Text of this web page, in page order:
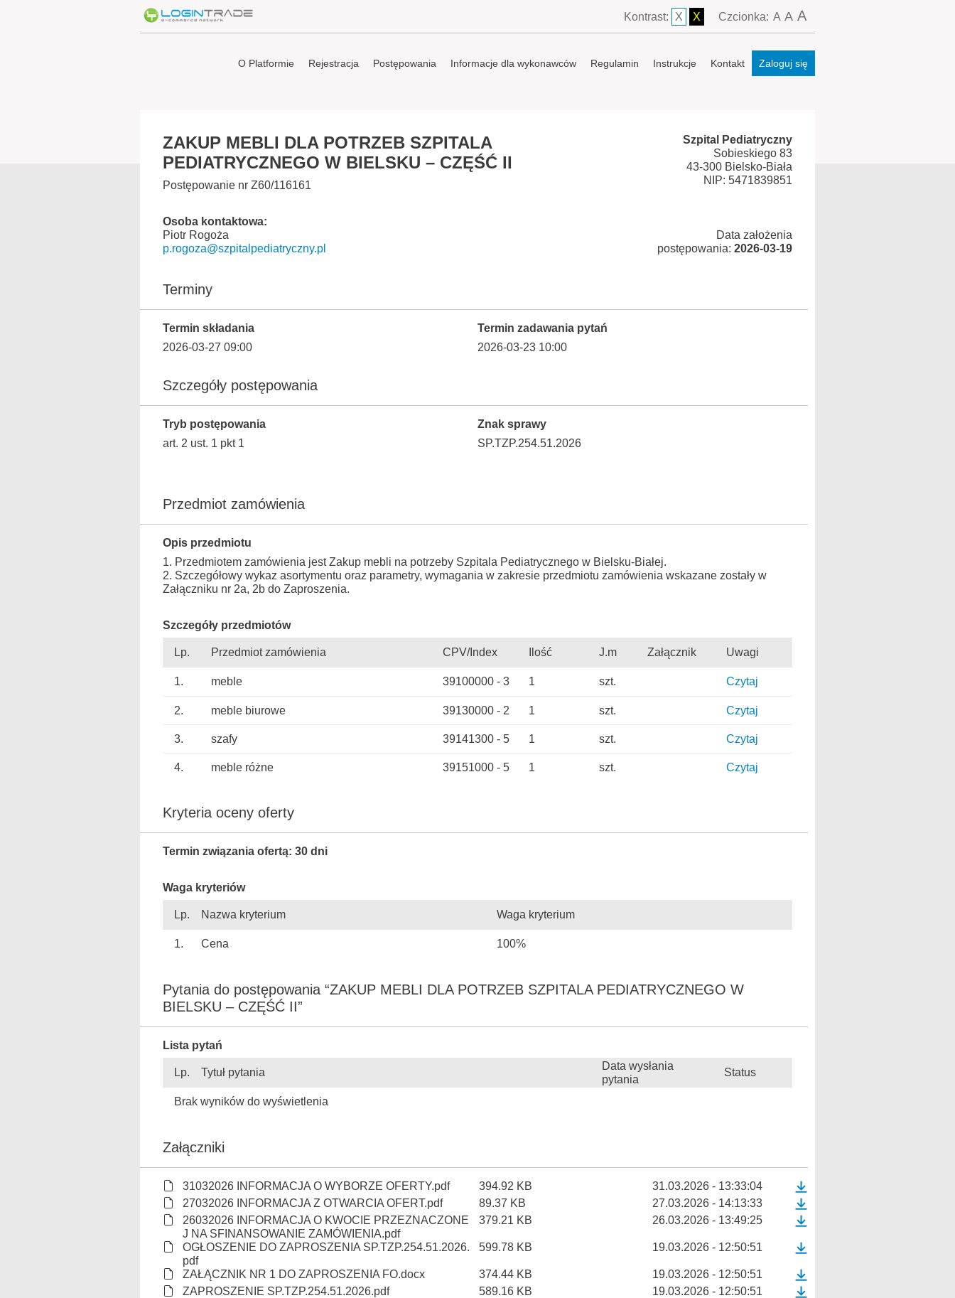
Kontrast: X X Czcionka: A A A
O Platformie Rejestracja Postępowania Informacje dla wykonawców Regulamin Instrukcje Kontakt Zaloguj się
ZAKUP MEBLI DLA POTRZEB SZPITALA
PEDIATRYCZNEGO W BIELSKU – CZĘŚĆ II
Postępowanie nr Z60/116161
Osoba kontaktowa:
Piotr Rogoża
p.rogoza@szpitalpediatryczny.pl
Szpital Pediatryczny
Sobieskiego 83
43-300 Bielsko-Biała
NIP: 5471839851
Data założenia
postępowania: 2026-03-19
Terminy
Termin składania
2026-03-27 09:00
Termin zadawania pytań
2026-03-23 10:00
Szczegóły postępowania
Tryb postępowania
art. 2 ust. 1 pkt 1
Znak sprawy
SP.TZP.254.51.2026
Przedmiot zamówienia
Opis przedmiotu
1. Przedmiotem zamówienia jest Zakup mebli na potrzeby Szpitala Pediatrycznego w Bielsku-Białej.
2. Szczegółowy wykaz asortymentu oraz parametry, wymagania w zakresie przedmiotu zamówienia wskazane zostały w
Załączniku nr 2a, 2b do Zaproszenia.
Szczegóły przedmiotów
Lp. Przedmiot zamówienia CPV/Index Ilość J.m Załącznik Uwagi
1. meble 39100000 - 3 1 szt. Czytaj
2. meble biurowe 39130000 - 2 1 szt. Czytaj
3. szafy 39141300 - 5 1 szt. Czytaj
4. meble różne 39151000 - 5 1 szt. Czytaj
Kryteria oceny oferty
Termin związania ofertą: 30 dni
Waga kryteriów
Lp. Nazwa kryterium Waga kryterium
1. Cena 100%
Pytania do postępowania “ZAKUP MEBLI DLA POTRZEB SZPITALA PEDIATRYCZNEGO W
BIELSKU – CZĘŚĆ II”
Lista pytań
Lp. Tytuł pytania
Data wysłania
pytania
Status
Brak wyników do wyświetlenia
Załączniki
31032026 INFORMACJA O WYBORZE OFERTY.pdf 394.92 KB
31.03.2026 - 13:33:04
27032026 INFORMACJA Z OTWARCIA OFERT.pdf
89.37 KB
27.03.2026 - 14:13:33
26032026 INFORMACJA O KWOCIE PRZEZNACZONE
J NA SFINANSOWANIE ZAMÓWIENIA.pdf
379.21 KB 26.03.2026 - 13:49:25
OGŁOSZENIE DO ZAPROSZENIA SP.TZP.254.51.2026.
pdf
599.78 KB 19.03.2026 - 12:50:51
ZAŁĄCZNIK NR 1 DO ZAPROSZENIA FO.docx 374.44 KB
19.03.2026 - 12:50:51
ZAPROSZENIE SP.TZP.254.51.2026.pdf
589.16 KB
19.03.2026 - 12:50:51